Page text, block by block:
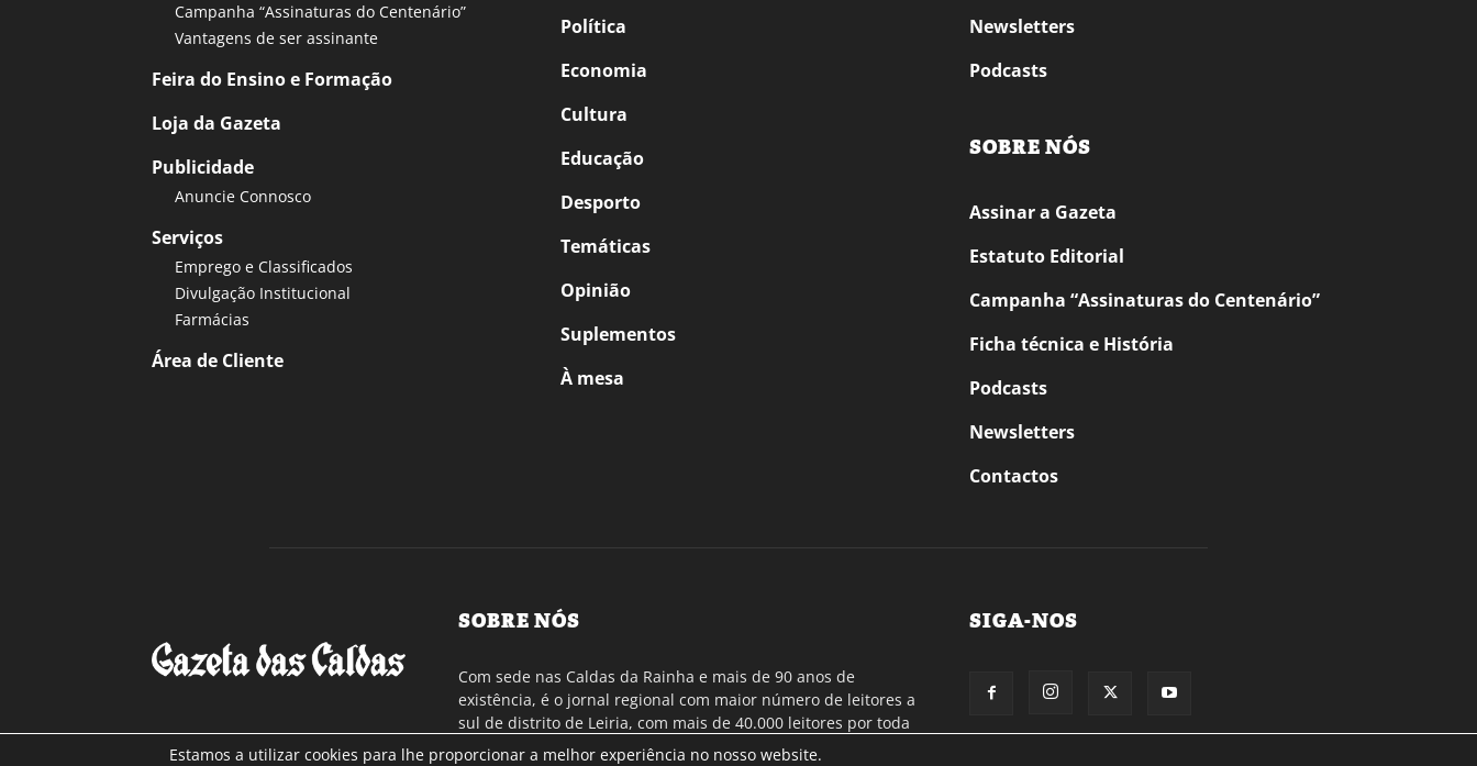
Campanha “Assinaturas do Centenário”
Vantagens de ser assinante
Feira do Ensino e Formação
Loja da Gazeta
Publicidade
Anuncie Connosco
Serviços
Emprego e Classificados
Divulgação Institucional
Farmácias
Área de Cliente
Política
Economia
Cultura
Educação
Desporto
Temáticas
Opinião
Suplementos
À mesa
Newsletters
Podcasts
SOBRE NÓS
Assinar a Gazeta
Estatuto Editorial
Campanha “Assinaturas do Centenário”
Ficha técnica e História
Podcasts
Newsletters
Contactos
SOBRE NÓS
Com sede nas Caldas da Rainha e mais de 90 anos de
existência, é o jornal regional com maior número de leitores a
sul de distrito de Leiria, com mais de 40.000 leitores por toda
a região Oeste. Jornal com distribuição em Portugal
SIGA-NOS
Estamos a utilizar cookies para lhe proporcionar a melhor experiência no nosso website.